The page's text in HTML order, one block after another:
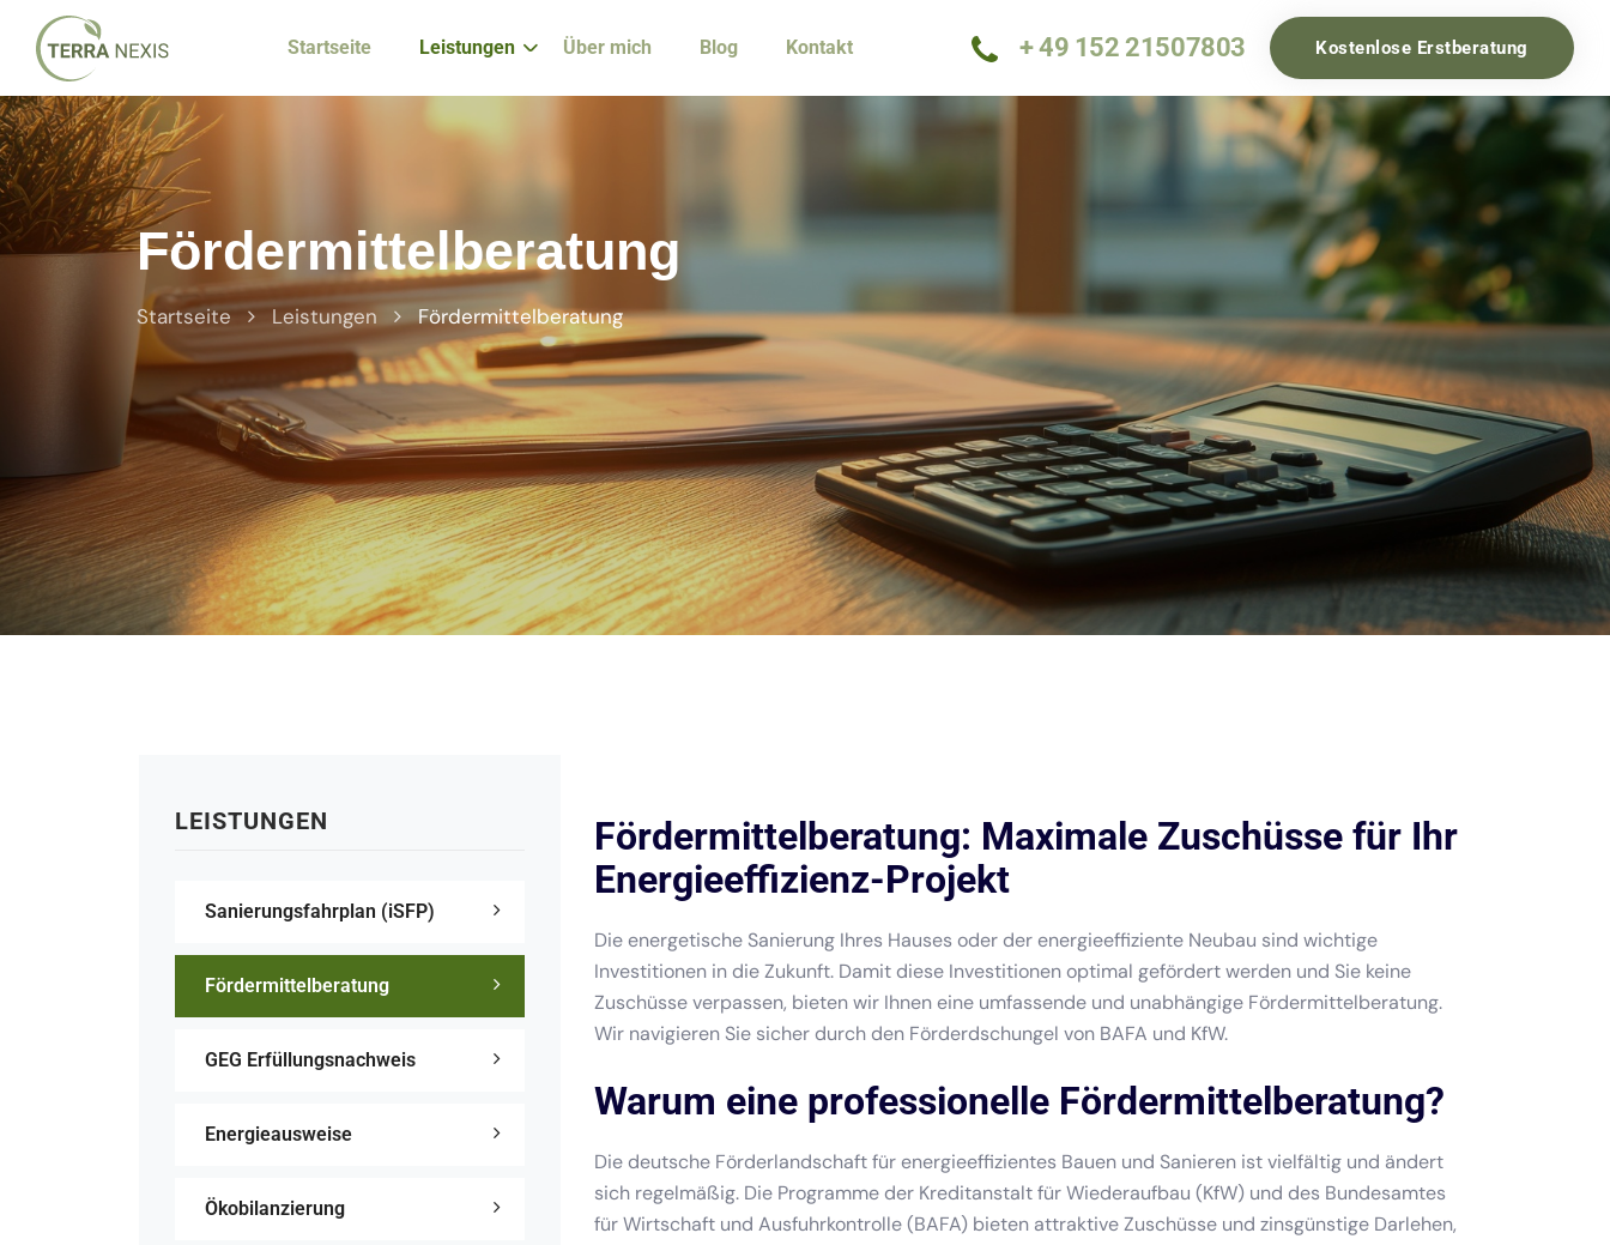
Startseite Leistungen Über mich Blog Kontakt + 49 152 21507803 Kostenlose Erstberatung
Fördermittelberatung
Startseite Leistungen Fördermittelberatung
LEISTUNGEN
Sanierungsfahrplan (iSFP)
Fördermittelberatung
GEG Erfüllungsnachweis
Energieausweise
Ökobilanzierung
Fördermittelberatung: Maximale Zuschüsse für Ihr
Energieeffizienz-Projekt
Die energetische Sanierung Ihres Hauses oder der energieeffiziente Neubau sind wichtige
Investitionen in die Zukunft. Damit diese Investitionen optimal gefördert werden und Sie keine
Zuschüsse verpassen, bieten wir Ihnen eine umfassende und unabhängige Fördermittelberatung.
Wir navigieren Sie sicher durch den Förderdschungel von BAFA und KfW.
Warum eine professionelle Fördermittelberatung?
Die deutsche Förderlandschaft für energieeffizientes Bauen und Sanieren ist vielfältig und ändert
sich regelmäßig. Die Programme der Kreditanstalt für Wiederaufbau (KfW) und des Bundesamtes
für Wirtschaft und Ausfuhrkontrolle (BAFA) bieten attraktive Zuschüsse und zinsgünstige Darlehen,